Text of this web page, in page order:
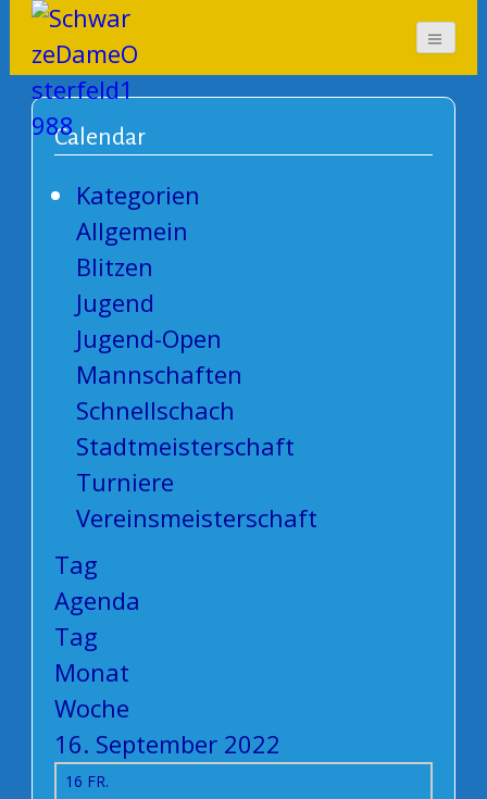
SchwarzeDameOsterf
eld1988
Calendar
Kategorien
Allgemein
Blitzen
Jugend
Jugend-Open
Mannschaften
Schnellschach
Stadtmeisterschaft
Turniere
Vereinsmeisterschaft
Tag
Agenda
Tag
Monat
Woche
16. September 2022
16 FR.